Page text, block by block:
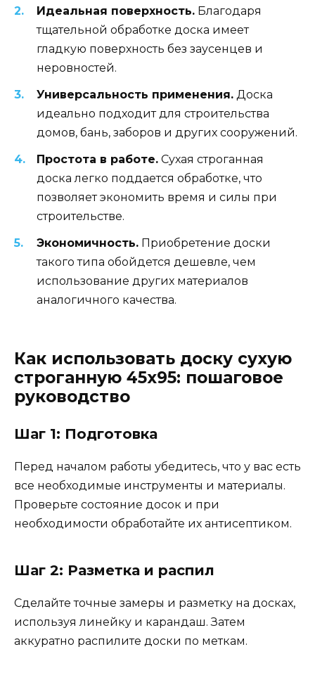
Идеальная поверхность. Благодаря
тщательной обработке доска имеет
гладкую поверхность без заусенцев и
неровностей.
Универсальность применения. Доска
идеально подходит для строительства
домов, бань, заборов и других сооружений.
Простота в работе. Сухая строганная
доска легко поддается обработке, что
позволяет экономить время и силы при
строительстве.
Экономичность. Приобретение доски
такого типа обойдется дешевле, чем
использование других материалов
аналогичного качества.
Как использовать доску сухую
строганную 45х95: пошаговое
руководство
Шаг 1: Подготовка
Перед началом работы убедитесь, что у вас есть
все необходимые инструменты и материалы.
Проверьте состояние досок и при
необходимости обработайте их антисептиком.
Шаг 2: Разметка и распил
Сделайте точные замеры и разметку на досках,
используя линейку и карандаш. Затем
аккуратно распилите доски по меткам.